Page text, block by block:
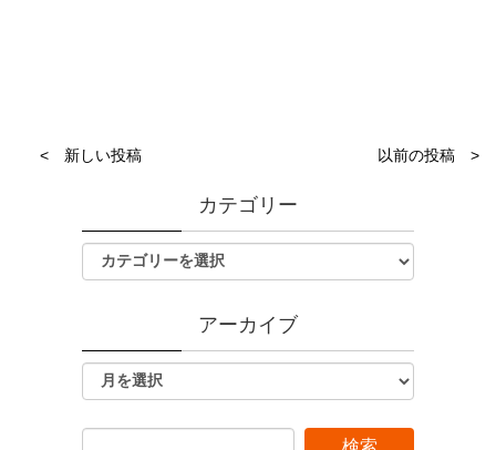
< 新しい投稿 以前の投稿 >
カテゴリー
アーカイブ